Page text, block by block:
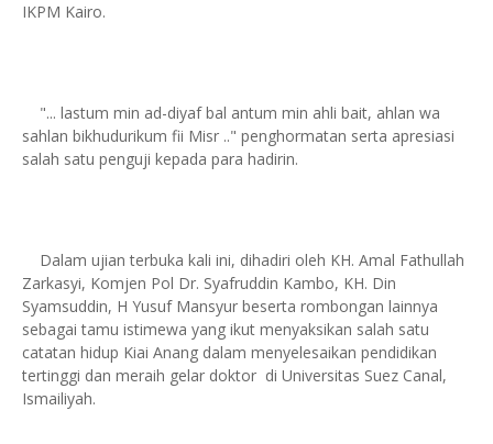
IKPM Kairo.
"... lastum min ad-diyaf bal antum min ahli bait, ahlan wa
sahlan bikhudurikum fii Misr .." penghormatan serta apresiasi
salah satu penguji kepada para hadirin.
Dalam ujian terbuka kali ini, dihadiri oleh KH. Amal Fathullah
Zarkasyi, Komjen Pol Dr. Syafruddin Kambo, KH. Din
Syamsuddin, H Yusuf Mansyur beserta rombongan lainnya
sebagai tamu istimewa yang ikut menyaksikan salah satu
catatan hidup Kiai Anang dalam menyelesaikan pendidikan
tertinggi dan meraih gelar doktor di Universitas Suez Canal,
Ismailiyah.